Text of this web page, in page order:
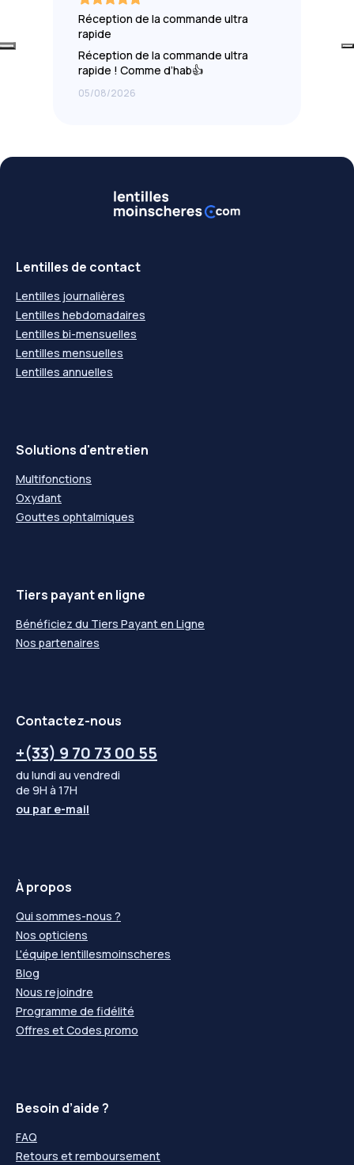
Réception de la commande ultra
rapide
Réception de la commande ultra
rapide ! Comme d’hab👍
05/08/2026
Lentilles de contact
Lentilles journalières
Lentilles hebdomadaires
Lentilles bi-mensuelles
Lentilles mensuelles
Lentilles annuelles
Solutions d'entretien
Multifonctions
Oxydant
Gouttes ophtalmiques
Tiers payant en ligne
Bénéficiez du Tiers Payant en Ligne
Nos partenaires
Contactez-nous
+(33) 9 70 73 00 55
du lundi au vendredi
de 9H à 17H
ou par e-mail
À propos
Qui sommes-nous ?
Nos opticiens
L'équipe lentillesmoinscheres
Blog
Nous rejoindre
Programme de fidélité
Offres et Codes promo
Besoin d’aide ?
FAQ
Retours et remboursement